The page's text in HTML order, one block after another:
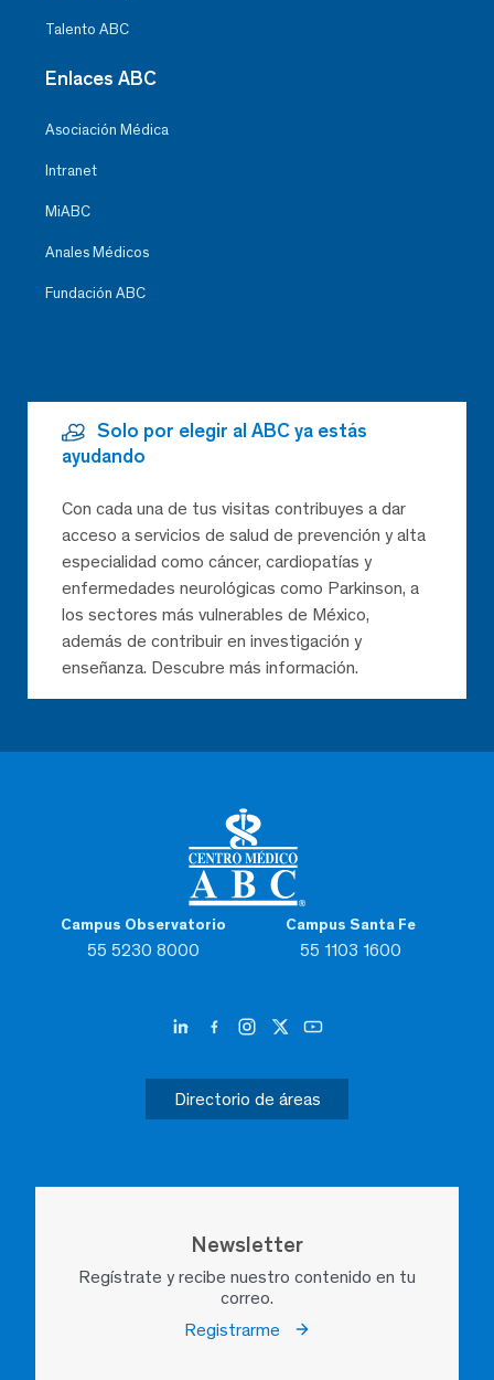
Campus Observatorio
55 5230 8000
Campus Santa Fe
55 1103 1600
Directorio de áreas
Newsletter
Regístrate y recibe nuestro contenido en tu
correo.
Registrarme
Talento ABC
Enlaces ABC
Asociación Médica
Intranet
MiABC
Anales Médicos
Fundación ABC
Solo por elegir al ABC ya estás
ayudando
Con cada una de tus visitas contribuyes a dar
acceso a servicios de salud de prevención y alta
especialidad como cáncer, cardiopatías y
enfermedades neurológicas como Parkinson, a
los sectores más vulnerables de México,
además de contribuir en investigación y
enseñanza. Descubre más información.